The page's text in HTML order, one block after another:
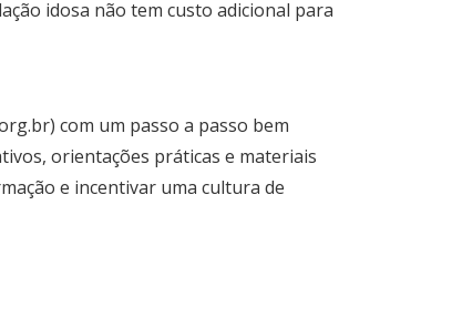
idosa não tem custo adicional para
com um passo a passo bem
orientações práticas e materiais
e incentivar uma cultura de